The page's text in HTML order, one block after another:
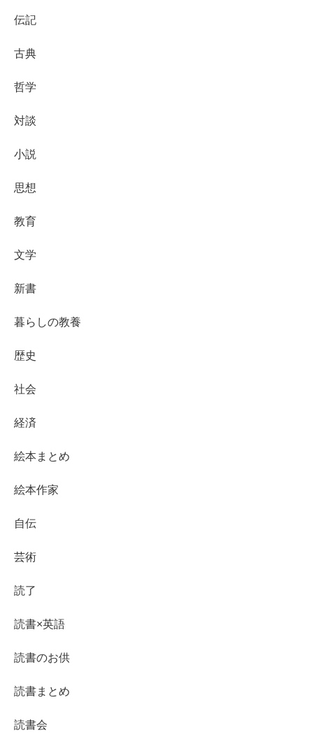
伝記
古典
哲学
対談
小説
思想
教育
文学
新書
暮らしの教養
歴史
社会
経済
絵本まとめ
絵本作家
自伝
芸術
読了
読書×英語
読書のお供
読書まとめ
読書会